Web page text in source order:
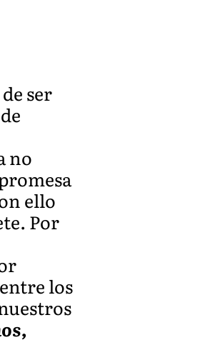
ser
no
ello
Por
los